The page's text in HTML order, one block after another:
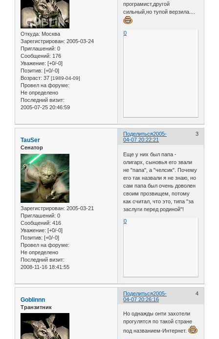
Откуда: Москва
Зарегистрирован: 2005-03-24
Приглашений: 0
Сообщений: 176
Уважение: [+0/-0]
Позитив: [+0/-0]
Возраст: 37 [1989-04-09]
Провел на форуме:
Не определено
Последний визит:
2005-07-25 20:46:59
програмист,другой
сильный,но тупой верзила....
0
Поделиться 3
2005-
04-07 20:22:21
TauSer
Сенатор
Зарегистрирован: 2005-03-21
Приглашений: 0
Сообщений: 416
Уважение: [+0/-0]
Позитив: [+0/-0]
Провел на форуме:
Не определено
Последний визит:
2008-11-16 18:41:55
Еще у них был папа -
олигарх, сыновья его звали
не "папа", а "челсик". Почему
его так назвали я не знаю, но
сам папа был очень доволен
своим прозвищем, потому
как считал, что это, типа "за
заслуги перед родиной"!
0
Поделиться 4
2005-
04-07 20:26:16
Goblinnn
Транзитник
Но однажды онти захотели
прогулятся по такой стране
под названием-Интернет.